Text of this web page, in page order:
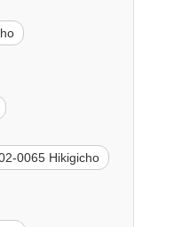
0065 Hikigicho